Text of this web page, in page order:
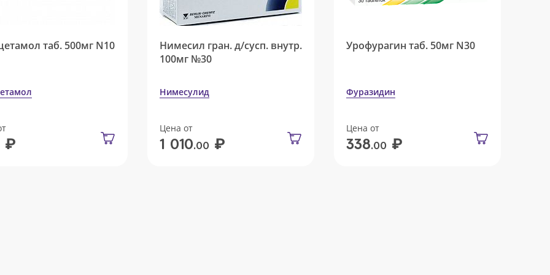
таб. 500мг N10
₽
Нимесил гран. д/сусп. внутр.
100мг №30
Нимесулид
Цена от
1 010.00 ₽
Урофурагин таб. 50мг N30
Фуразидин
Цена от
338.00 ₽